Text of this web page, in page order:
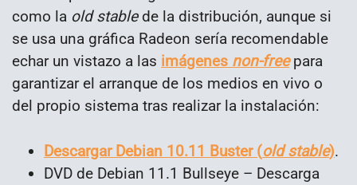
como la old stablede la distribución, aunque si
se usa una gráfica Radeon sería recomendable
echar un vistazo a las imágenes non-freepara
garantizar el arranque de los medios en vivo o
del propio sistema tras realizar la instalación:
Descargar Debian 10.11 Buster (old stable).
DVD de Debian 11.1 Bullseye – Descarga